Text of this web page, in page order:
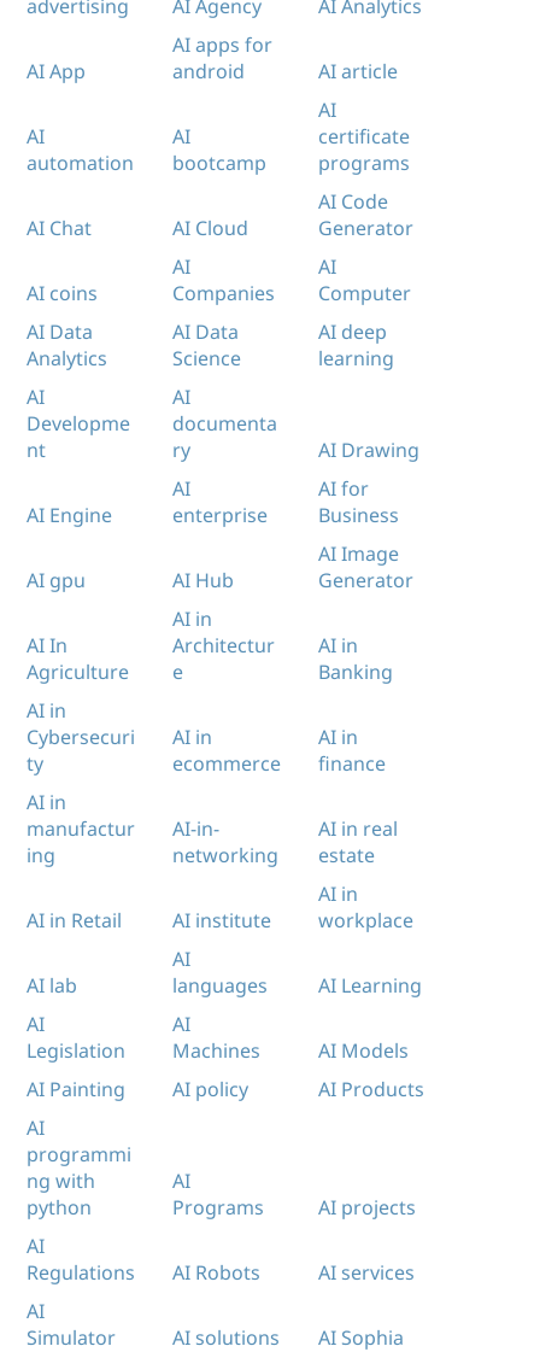
advertising
AI Agency AI Analytics
AI App
AI apps for
android
AI article
AI
automation
AI
bootcamp
AI
certificate
programs
AI Chat AI Cloud
AI Code
Generator
AI coins
AI
Companies
AI
Computer
AI Data
Analytics
AI Data
Science
AI deep
learning
AI
Developme
nt
AI
documenta
ry
AI Drawing
AI Engine
AI
enterprise
AI for
Business
AI gpu AI Hub
AI Image
Generator
AI In
Agriculture
AI in
Architectur
e
AI in
Banking
AI in
Cybersecuri
ty
AI in
ecommerce
AI in
finance
AI in
manufactur
ing
AI-in-
networking
AI in real
estate
AI in Retail AI institute
AI in
workplace
AI lab
AI
languages
AI Learning
AI
Legislation
AI
Machines
AI Models
AI Painting
AI policy
AI Products
AI
programmi
ng with
python
AI
Programs
AI projects
AI
Regulations
AI Robots
AI services
AI
Simulator
AI solutions AI Sophia